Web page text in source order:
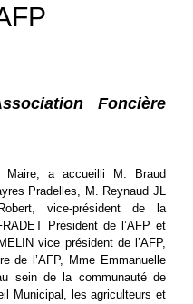
Foncière
Maire, a accueilli M. Braud
Pradelles, M. Reynaud JL
vice-président de la
Président de l’AFP et
vice président de l’AFP,
de l’AFP, Mme Emmanuelle
sein de la communauté de
Municipal, les agriculteurs et